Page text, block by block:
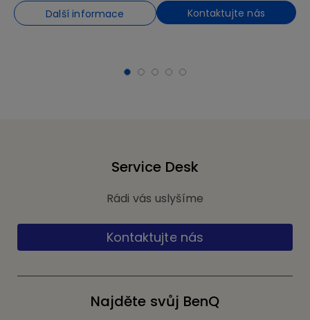
Další informace Kontaktujte nás
Service Desk
Rádi vás uslyšíme
Kontaktujte nás
Najděte svůj BenQ